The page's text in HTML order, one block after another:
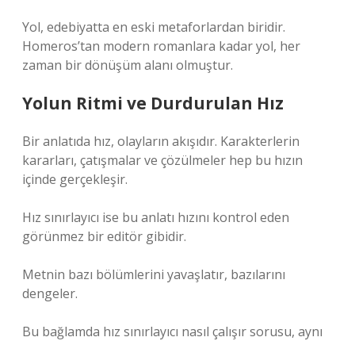
Yol, edebiyatta en eski metaforlardan biridir.
Homeros’tan modern romanlara kadar yol, her
zaman bir dönüşüm alanı olmuştur.
Yolun Ritmi ve Durdurulan Hız
Bir anlatıda hız, olayların akışıdır. Karakterlerin
kararları, çatışmalar ve çözülmeler hep bu hızın
içinde gerçekleşir.
Hız sınırlayıcı ise bu anlatı hızını kontrol eden
görünmez bir editör gibidir.
Metnin bazı bölümlerini yavaşlatır, bazılarını
dengeler.
Bu bağlamda hız sınırlayıcı nasıl çalışır sorusu, aynı